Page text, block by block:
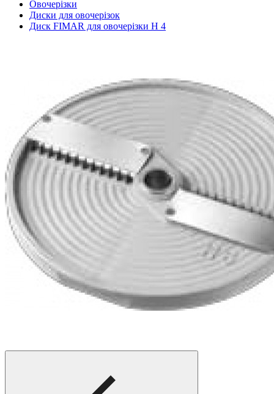
Овочерізки
Диски для овочерізок
Диск FIMAR для овочерізки H 4